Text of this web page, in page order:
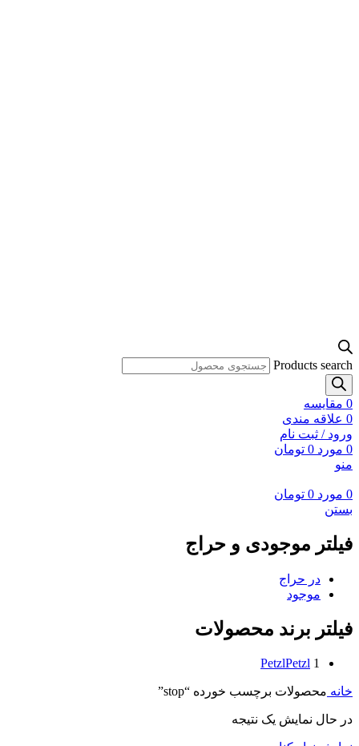
Products search
0 مقايسه
0 علاقه مندی
ورود / ثبت نام
0 مورد 0 تومان
منو
0 مورد 0 تومان
بستن
فیلتر موجودی و حراج
در حراج
موجود
فیلتر برند محصولات
PetzlPetzl 1
خانه محصولات برچسب خورده “stop”
در حال نمایش یک نتیجه